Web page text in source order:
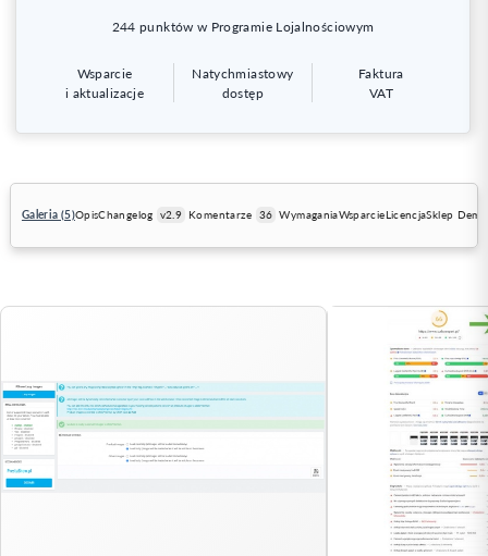
244 punktów w Programie Lojalnościowym
Wsparcie
i aktualizacje
Natychmiastowy
dostęp
Faktura
VAT
Galeria (5)OpisChangelog v2.9 Komentarze 36 WymaganiaWsparcieLicencjaSklep Demo